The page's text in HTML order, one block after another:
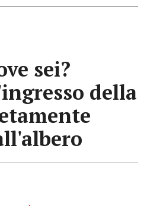
sei?
della